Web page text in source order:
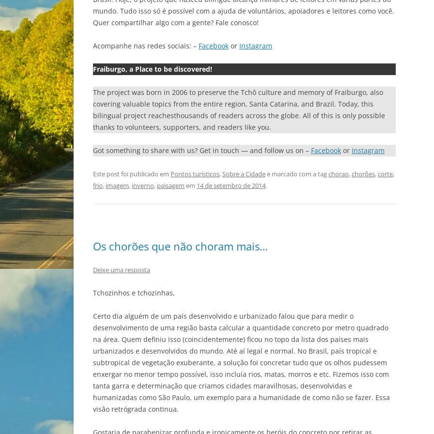
mundo. Tudo isso só é possível com a ajuda de voluntários, apoiadores e leitores como você.
Quer compartilhar algo com a gente? Fale conosco!
Acompanhe nas redes sociais: – Facebook or Instagram
Fraiburgo, a Place to be discovered!
The project was born in 2006 to preserve the Tchô culture and memory of Fraiburgo, also
covering valuable topics from the entire region, Santa Catarina, and Brazil. Today, this
bilingual project reachesthousands of readers across the globe. All of this is only possible
thanks to volunteers, supporters, and readers like you.
Got something to share with us? Get in touch — and follow us on – Facebook or Instagram
Este post foi publicado em Pontos turísticos, Sobre a Cidadee marcado com a tagchorao,chorões,corte,
frio, imagem, inverno, paisagem em 14 de setembro de 2014.
Os chorões que não choram mais…
Deixe uma resposta
Tchozinhos e tchozinhas,
Certo dia alguém de um país desenvolvido e urbanizado falou que para medir o
desenvolvimento de uma região basta calcular a quantidade concreto por metro quadrado
na área. Quem definiu isso (coincidentemente) ficou no topo da lista dos países mais
urbanizados e desenvolvidos do mundo. Até aí legal e normal. No Brasil, país tropical e
subtropical de vegetação exuberante, a solução foi concretar tudo que os olhos pudessem
enxergar no menor tempo possível, isso incluía rios, matas, morros e etc. Fizemos isso com
tanta garra e determinação que criamos cidades maravilhosas, desenvolvidas e
humanizadas como São Paulo, um exemplo para a humanidade de como não se fazer. Essa
visão retrógrada continua.
Gostaria de parabenizar profunda e ironicamente os heróis do concreto por retirar as